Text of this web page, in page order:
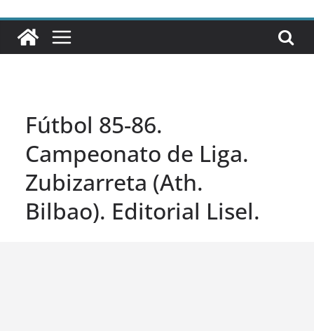
Fútbol 85-86.
Campeonato de Liga.
Zubizarreta (Ath.
Bilbao). Editorial Lisel.